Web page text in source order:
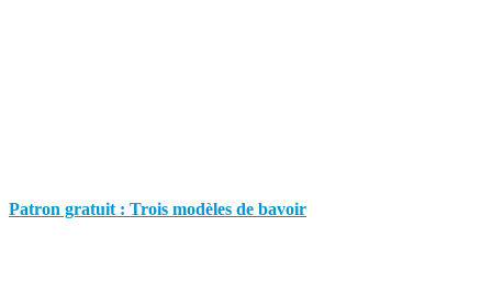
Patron gratuit : Trois modèles de bavoir